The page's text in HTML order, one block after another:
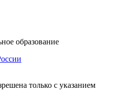
образование
только с указанием